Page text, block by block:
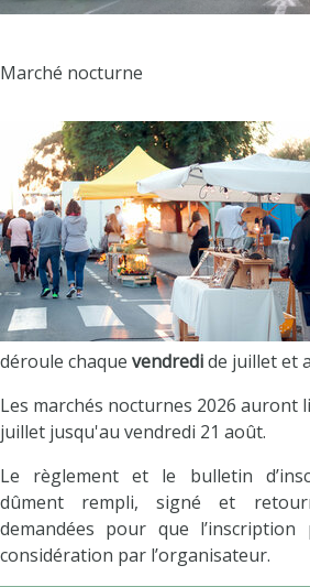
Marché nocturne
déroule chaque vendredide juillet et
Les marchés nocturnes 2026 auront
juillet jusqu'au vendredi 21 août.
Le règlement et le bulletin
dûment rempli, signé et
demandées pour que
considération par l’organisateur.